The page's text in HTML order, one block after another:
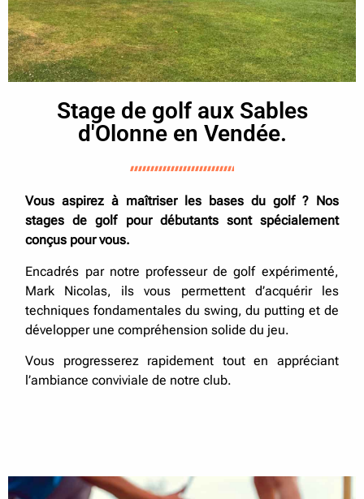
Stage de golf aux Sables
d'Olonne en Vendée.
Vous aspirez à maîtriser les bases du golf ? Nos
stages de golf pour débutants sont spécialement
conçus pour vous.
Encadrés par notre professeur de golf expérimenté,
Mark Nicolas, ils vous permettent d’acquérir les
techniques fondamentales du swing, du putting et de
développer une compréhension solide du jeu.
Vous progresserez rapidement tout en appréciant
l’ambiance conviviale de notre club.